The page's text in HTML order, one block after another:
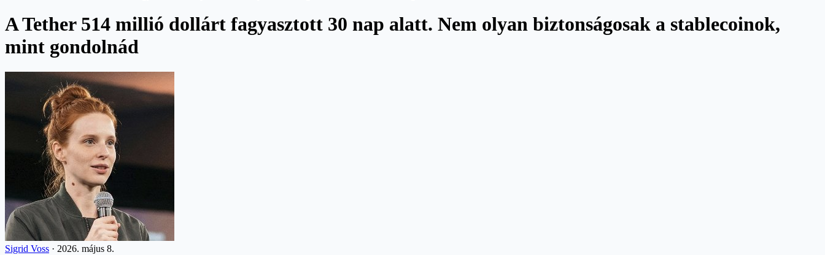
A Tether 514 millió dollárt fagyasztott 30 nap alatt. Nem olyan biztonságosak a stablecoinok,
mint gondolnád
Sigrid Voss · 2026. május 8.